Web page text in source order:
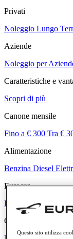
Privati
Noleggio Lungo
Aziende
Noleggio per
Caratteristiche e
Scopri di più
Canone mensile
Fino a € 300 Tra €
Alimentazione
Benzina Diesel
Eurocar
Il GruppoDove
Comunicazione
Questo sito utilizza